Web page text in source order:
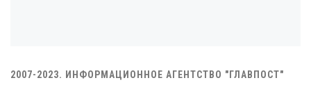
2007-2023. ИНФОРМАЦИОННОЕ АГЕНТСТВО "ГЛАВПОСТ"